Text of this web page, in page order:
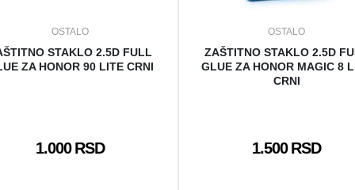
OSTALO
STAKLO 2.5D FULL
ZA HONOR 90 LITE CRNI
1.000 RSD
OSTALO
ZAŠTITNO STAKLO 2.5D
GLUE ZA HONOR MAGIC 8
CRNI
1.500 RSD